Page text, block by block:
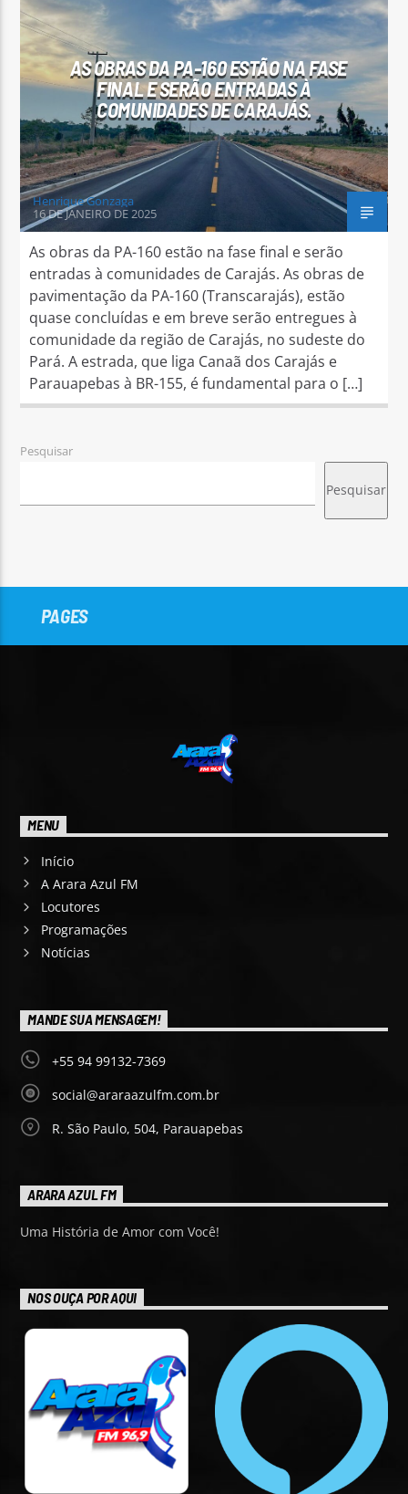
PARAUAPEBAS
AS OBRAS DA PA-160 ESTÃO NA FASE
FINAL E SERÃO ENTRADAS À
COMUNIDADES DE CARAJÁS.
Henrique Gonzaga
16 DE JANEIRO DE 2025
As obras da PA-160 estão na fase final e serão
entradas à comunidades de Carajás. As obras de
pavimentação da PA-160 (Transcarajás), estão
quase concluídas e em breve serão entregues à
comunidade da região de Carajás, no sudeste do
Pará. A estrada, que liga Canaã dos Carajás e
Parauapebas à BR-155, é fundamental para o […]
Pesquisar
Pesquisar
PAGES
MENU
Início
A Arara Azul FM
Locutores
Programações
Notícias
MANDE SUA MENSAGEM!
+55 94 99132-7369
social@araraazulfm.com.br
R. São Paulo, 504, Parauapebas
ARARA AZUL FM
Uma História de Amor com Você!
NOS OUÇA POR AQUI